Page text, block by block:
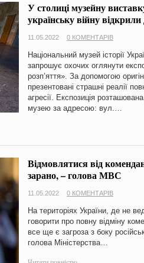
У столиці музейну
українську війну відкрили
11.05.2022 0 КОМЕНТАРІВ
Національний музей історії
запрошує охочих оглянути
розп’яття». За допомогою
презентовані страшні реалії
агресії. Експозиція
музею за адресою: вул.…
Відмовлятися від
зарано, – голова МВС
11.05.2022 0 КОМЕНТАРІВ
На територіях України, де не
говорити про повну відміну
все ще є загроза з боку
голова Міністерства…